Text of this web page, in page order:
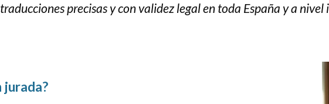
traducciones precisas y con validez legal en toda España y a
jurada?